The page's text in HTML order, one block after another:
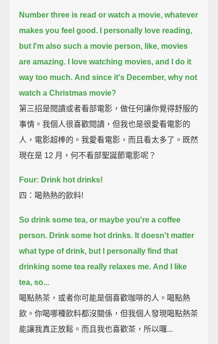
Number three is read or watch a movie, whatever
makes you feel good.
I personally love reading,
but I'm also such a movie person, like, movies
are amazing.
I love watching movies, and I do it
way too much. And since it's December, why not
watch a Christmas movie?
第三招是閱讀或者看部電影，做任何讓你覺得舒服的
事情。我個人很喜歡閱讀，但我也是很愛看電影的
人，電影超棒的。我愛看電影，而且看太多了。既然
現在是 12 月，何不看部聖誕節電影呢？
Four: Drink hot drinks!
四：喝熱熱的飲料!
So drink some tea, or maybe you're a coffee
person. Drink some hot drinks. It doesn't matter
what type of drink, but I personally find that
drinking some tea really relaxes me. And I like
tea, so...
喝點熱茶，或者你可能是個喜歡咖啡的人。喝點熱
飲。你喝哪種飲料都沒關係，但我個人發現喝點熱茶
能讓我真正放鬆。而且我也喜歡茶，所以囉...